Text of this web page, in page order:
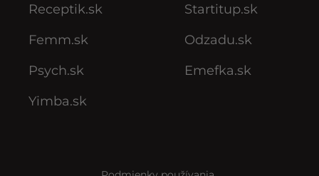
Receptik.sk
Femm.sk
Psych.sk
Yimba.sk
Startitup.sk
Odzadu.sk
Emefka.sk